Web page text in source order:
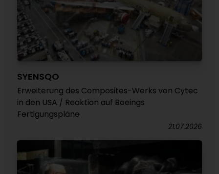
SYENSQO
Erweiterung des Composites-Werks von Cytec
in den USA / Reaktion auf Boeings
Fertigungspläne
21.07.2026